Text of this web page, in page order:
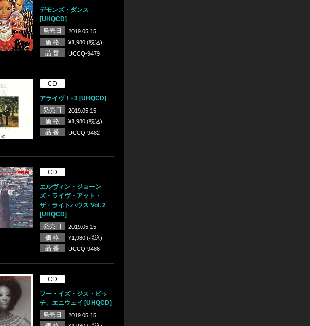
デモンズ・ダンス
[UHQCD]
発売日
2019.05.15
価 格 ¥1,980 (税込)
品 番 UCCQ-9479
CD
アライヴ！+3 [UHQCD]
発売日
2019.05.15
価 格 ¥1,980 (税込)
品 番 UCCQ-9482
CD
エルヴィン・ジョーン
ズ・ライヴ・アット・
ザ・ライトハウス Vol. 2
[UHQCD]
発売日
2019.05.15
価 格 ¥1,980 (税込)
品 番 UCCQ-9486
CD
フー・イズ・ジス・ビッ
チ、エニウェイ [UHQCD]
発売日
2019.05.15